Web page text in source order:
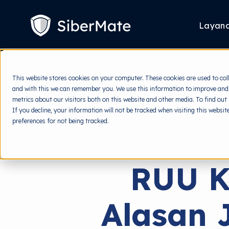
This website stores cookies on your computer. These cookies are used to
and with this we can remember you. We use this information to improve
metrics about our visitors both on this website and other media. To find
If you decline, your information will not be tracked when visiting this
preferences for not being tracked.
CONTENT
RUU
Alasan